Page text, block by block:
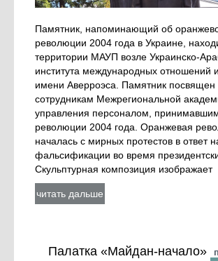
Памятник, напоминающий об
революции 2004 года в Украине,
территории МАУП возле Украинско-
института международных отношений
имени Аверроэса. Памятник посвящен
сотрудникам Межрегиональной
управления персоналом,
революции 2004 года. Оранжевая
началась с мирных протестов в ответ
фальсификации во время
Скульптурная композиция изображает
читать дальше
Палатка «Майдан-начало»